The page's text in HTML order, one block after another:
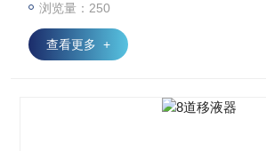
浏览量：250
查看更多 +